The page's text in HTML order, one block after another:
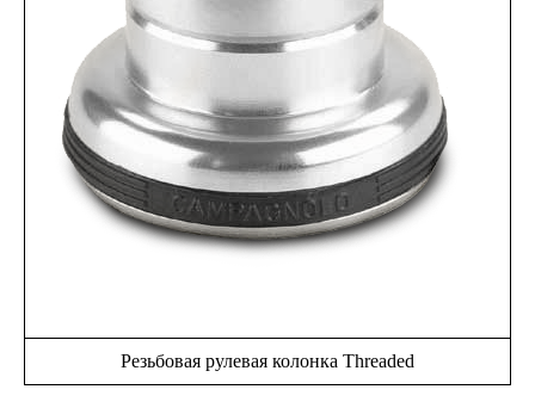
Резьбовая рулевая колонка Threaded